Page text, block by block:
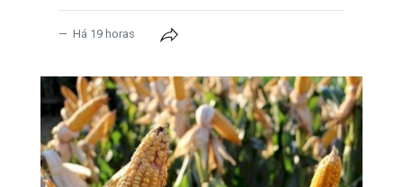
Há 19 horas